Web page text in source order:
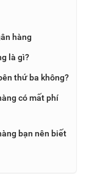
hàng
là gì?
thứ ba không?
có mất phí
bạn nên biết